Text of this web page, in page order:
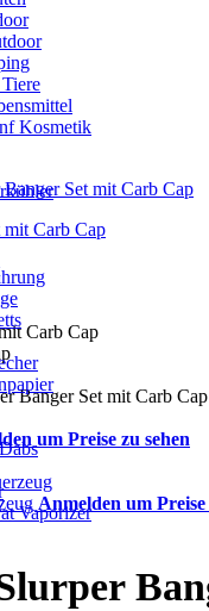
Kosmetik
Vaporizer
Banger Set mit Carb
um Preise zu sehen
Anmelden um Preise